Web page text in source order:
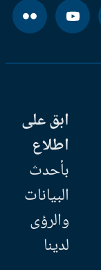
ابق على
اطلاع
بأحدث
البيانات
والرؤى
لدينا